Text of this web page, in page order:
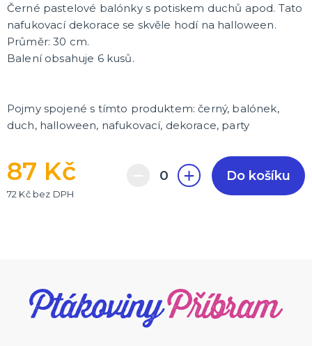
Černé pastelové balónky s potiskem duchů apod. Tato
nafukovací dekorace se skvěle hodí na halloween.
Průměr: 30 cm.
Balení obsahuje 6 kusů.
Pojmy spojené s tímto produktem: černý, balónek,
duch, halloween, nafukovací, dekorace, party
87 Kč
72 Kč bez DPH
Do košíku